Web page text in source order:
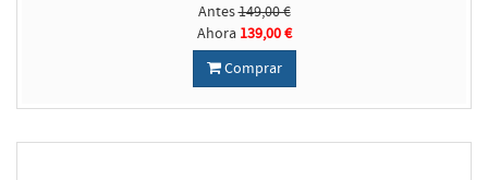
Antes149,00 €
Ahora 139,00 €
Comprar